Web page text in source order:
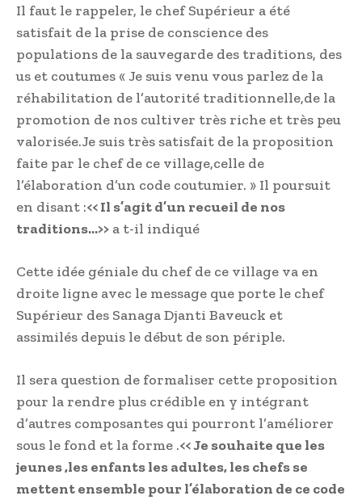
Il faut le rappeler, le chef Supérieur a été
satisfait de la prise de conscience des
populations de la sauvegarde des traditions, des
us et coutumes « Je suis venu vous parlez de la
réhabilitation de l’autorité traditionnelle,de la
promotion de nos cultiver très riche et très peu
valorisée.Je suis très satisfait de la proposition
faite par le chef de ce village,celle de
l’élaboration d’un code coutumier. » Il poursuit
en disant :<< Il s’agit d’un recueil de nos
traditions…>> a t-il indiqué
Cette idée géniale du chef de ce village va en
droite ligne avec le message que porte le chef
Supérieur des Sanaga Djanti Baveuck et
assimilés depuis le début de son périple.
Il sera question de formaliser cette proposition
pour la rendre plus crédible en y intégrant
d’autres composantes qui pourront l’améliorer
sous le fond et la forme .<< Je souhaite que les
jeunes ,les enfants les adultes, les chefs se
mettent ensemble pour l’élaboration de ce code